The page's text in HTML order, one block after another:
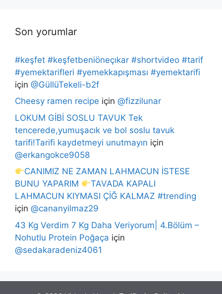
Son yorumlar
#keşfet #keşfetbeniöneçıkar #shortvideo #tarif
#yemektarifleri #yemekkapışması #yemektarifi
için @GüllüTekeli-b2f
Cheesy ramen recipe için @fizzilunar
LOKUM GİBİ SOSLU TAVUK Tek
tencerede,yumuşacık ve bol soslu tavuk
tarifi!Tarifi kaydetmeyi unutmayın için
@erkangokce9058
CANIMIZ NE ZAMAN LAHMACUN İSTESE
BUNU YAPARIM
TAVADA KAPALI
LAHMACUN KIYMASI ÇİĞ KALMAZ #trending
için @cananyilmaz29
43 Kg Verdim 7 Kg Daha Veriyorum| 4.Bölüm –
Nohutlu Protein Poğaça için
@sedakaradeniz4061